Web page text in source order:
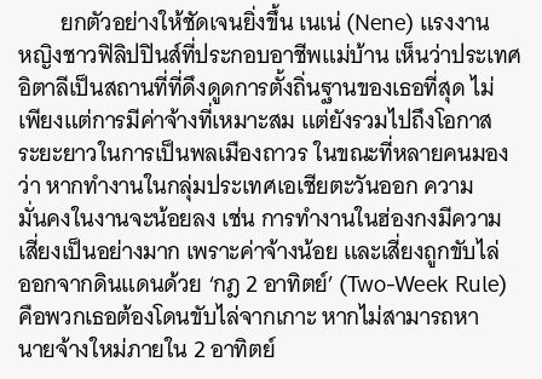
ยกตัวอย่างให้ชัดเจนยิ่งขึ้น เนเน่ (Nene) แรงงาน
หญิงชาวฟิลิปปินส์ที่ประกอบอาชีพแม่บ้าน เห็นว่าประเทศ
อิตาลีเป็นสถานที่ที่ดึงดูดการตั้งถิ่นฐานของเธอที่สุด ไม่
เพียงแต่การมีค่าจ้างที่เหมาะสม แต่ยังรวมไปถึงโอกาส
ระยะยาวในการเป็นพลเมืองถาวร ในขณะที่หลายคนมอง
ว่า หากทำงานในกลุ่มประเทศเอเชียตะวันออก ความ
มั่นคงในงานจะน้อยลง เช่น การทำงานในฮ่องกงมีความ
เสี่ยงเป็นอย่างมาก เพราะค่าจ้างน้อย และเสี่ยงถูกขับไล่
ออกจากดินแดนด้วย ‘กฎ 2 อาทิตย์’ (Two-Week Rule)
คือพวกเธอต้องโดนขับไล่จากเกาะ หากไม่สามารถหา
นายจ้างใหม่ภายใน 2 อาทิตย์